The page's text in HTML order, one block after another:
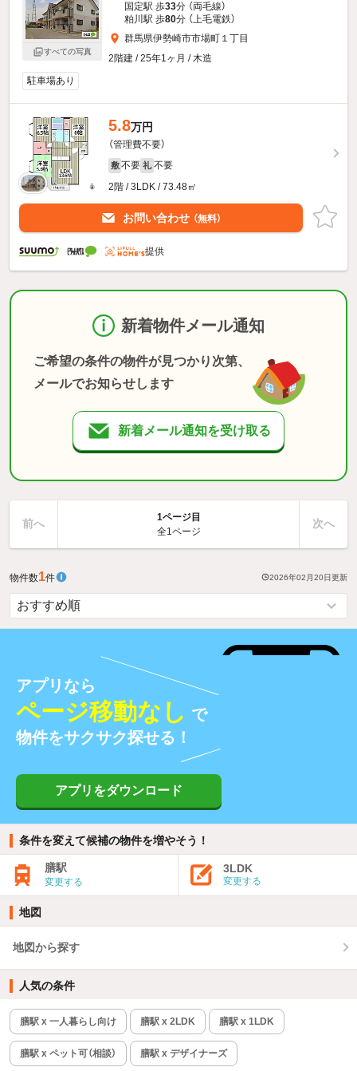
すべての写真
国定駅 歩33分 （両毛線）
粕川駅 歩80分 （上毛電鉄）
群馬県伊勢崎市市場町１丁目
2階建 / 25年1ヶ月 / 木造
駐車場あり
5.8万円
（管理費不要）
敷 不要 礼 不要
2階 / 3LDK / 73.48㎡
お問い合わせ （無料）
提供
新着物件メール通知
ご希望の条件の物件が見つかり次第、
メールでお知らせします
新着メール通知を受け取る
前へ
1ページ目
全1ページ
次へ
物件数1件 2026年02月20日更新
アプリなら
ページ移動なし で
物件をサクサク探せる！
アプリをダウンロード
条件を変えて候補の物件を増やそう！
膳駅
変更する
3LDK
変更する
地図
地図から探す
人気の条件
膳駅 x 一人暮らし向け 膳駅 x 2LDK 膳駅 x 1LDK
膳駅 x ペット可（相談） 膳駅 x デザイナーズ